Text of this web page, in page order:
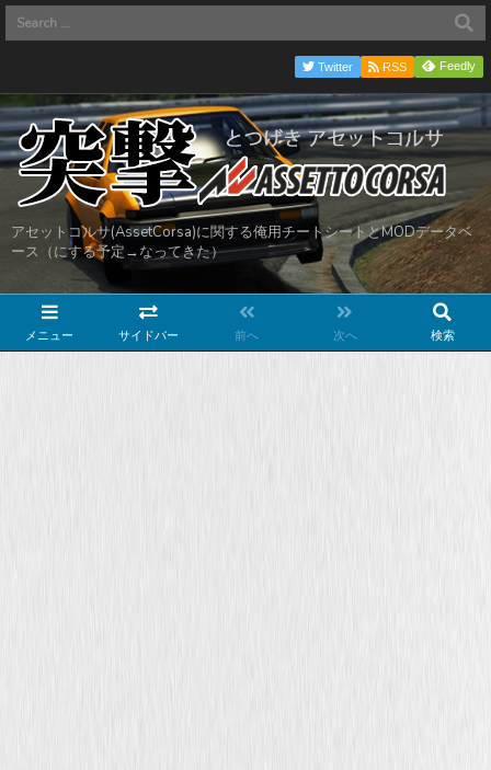
アセットコルサ(AssetCorsa)に関する俺用チートシートとMODデータベ
ース（にする予定→なってきた）
メニュー サイドバー 前へ 次へ 検索
Twitter RSS Feedly